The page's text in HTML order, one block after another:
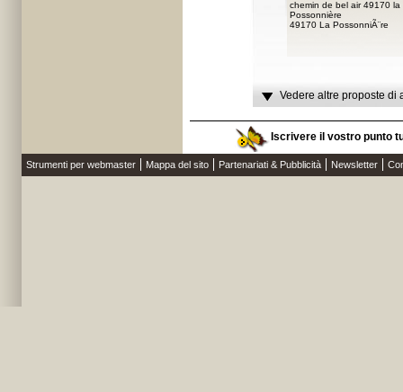
chemin de bel air 49170 la
Possonnière
49170 La PossonniÃ¨re
Vedere altre proposte di
Iscrivere il vostro punto
Strumenti per webmaster Mappa del sito Partenariati & Pubblicità Newsletter